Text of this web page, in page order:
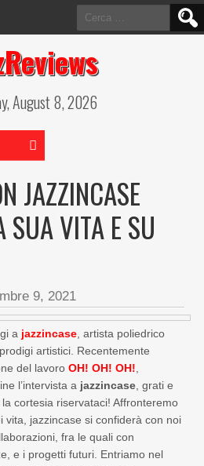
Ricerca
per:
August 8, 2026
JAZZINCASE
SUA VITA E SU
9, 2021
a jazzincase , artista poliedrico
artistici. Recentemente
del lavoro OH! OH! OH!
l’intervista a jazzincase , grati e
cortesia riservataci! Affronteremo
vita, jazzincase si confiderà con noi
fra le quali con
e i progetti futuri. Entriamo nel